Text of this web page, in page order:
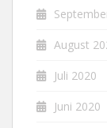
August
Juli 2020
Juni 2020